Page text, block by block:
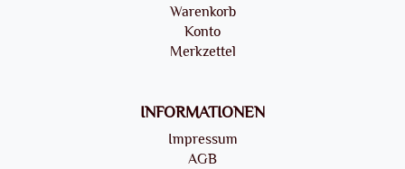
Warenkorb
Konto
Merkzettel
INFORMATIONEN
Impressum
AGB